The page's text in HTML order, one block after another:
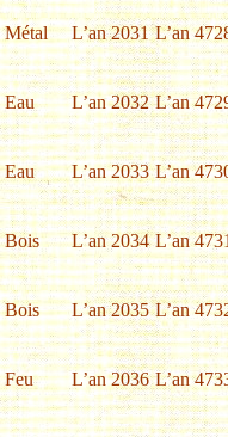
Métal L’an 2031 L’an
Eau L’an 2032 L’an
Eau L’an 2033 L’an
Bois L’an 2034 L’an
Bois L’an 2035 L’an
Feu L’an 2036 L’an